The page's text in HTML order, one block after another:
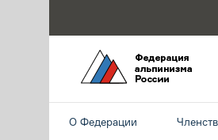
О Федерации